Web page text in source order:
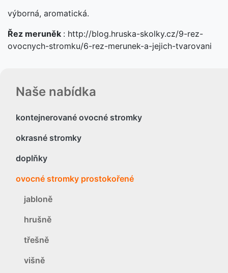
Naše nabídka
kontejnerované ovocné stromky
okrasné stromky
doplňky
ovocné stromky prostokořené
jabloně
hrušně
třešně
višně
výborná, aromatická.
Řez meruněk : http://blog.hruska-skolky.cz/9-rez-
ovocnych-stromku/6-rez-merunek-a-jejich-tvarovani